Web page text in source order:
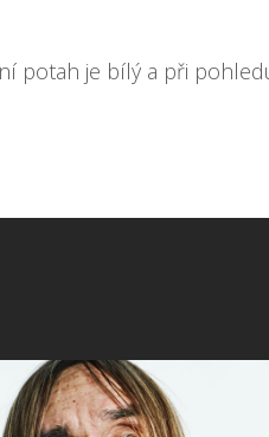
potah je bílý a při